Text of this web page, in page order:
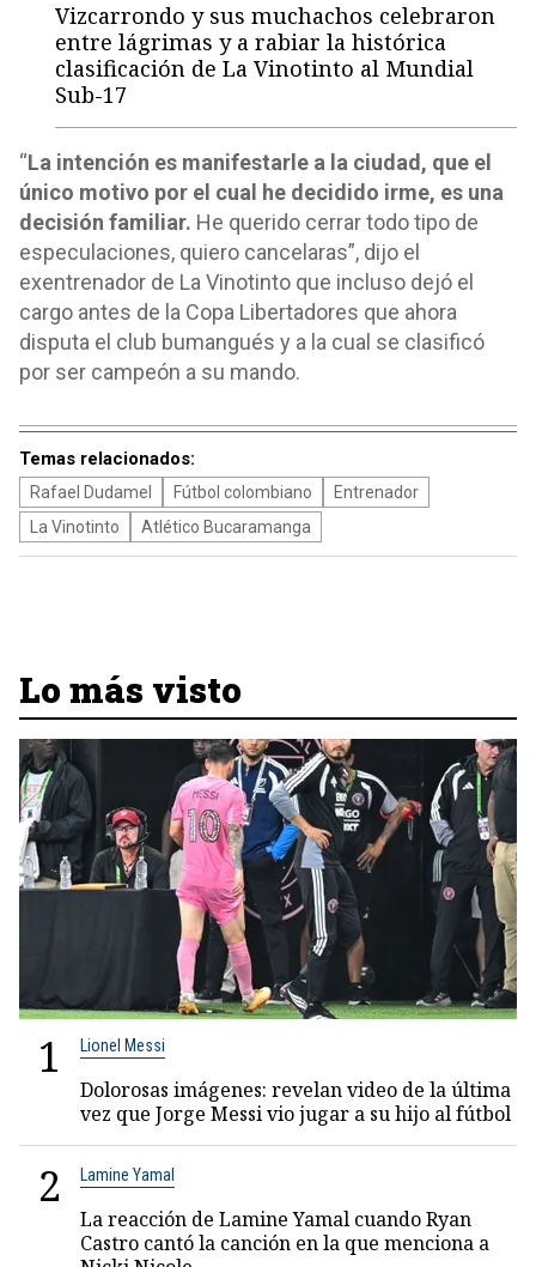
Vizcarrondo y sus muchachos celebraron
entre lágrimas y a rabiar la histórica
clasificación de La Vinotinto al Mundial
Sub-17
“La intención es manifestarle a la ciudad, que el
único motivo por el cual he decidido irme, es una
decisión familiar. He querido cerrar todo tipo de
especulaciones, quiero cancelaras”, dijo el
exentrenador de La Vinotinto que incluso dejó el
cargo antes de la Copa Libertadores que ahora
disputa el club bumangués y a la cual se clasificó
por ser campeón a su mando.
Temas relacionados:
Rafael Dudamel Fútbol colombiano
Entrenador
La Vinotinto
Atlético Bucaramanga
Lo más visto
1 Lionel Messi
Dolorosas imágenes: revelan video de la última
vez que Jorge Messi vio jugar a su hijo al fútbol
2 Lamine Yamal
La reacción de Lamine Yamal cuando Ryan
Castro cantó la canción en la que menciona a